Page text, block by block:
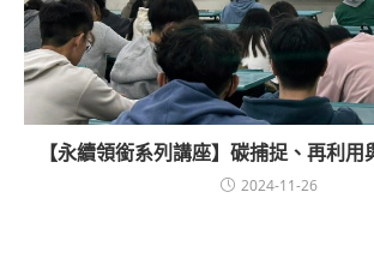
【永續領銜系列講座】碳捕捉、再利
2024-11-26